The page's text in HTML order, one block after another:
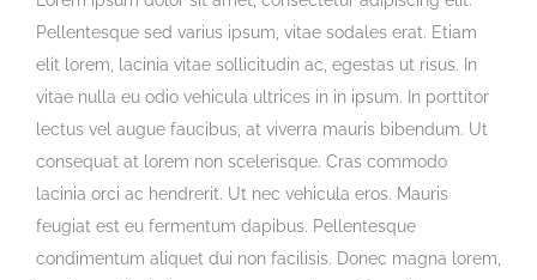
Türkçe
Kontakt
Pellentesque sed varius ipsum, vitae sodales erat. Etiam
elit lorem, lacinia vitae sollicitudin ac, egestas ut risus. In
vitae nulla eu odio vehicula ultrices in in ipsum. In porttitor
lectus vel augue faucibus, at viverra mauris bibendum. Ut
consequat at lorem non scelerisque. Cras commodo
lacinia orci ac hendrerit. Ut nec vehicula eros. Mauris
feugiat est eu fermentum dapibus. Pellentesque
condimentum aliquet dui non facilisis. Donec magna lorem,